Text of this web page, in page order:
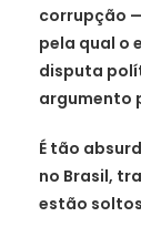
corrupção
pela qual o
disputa
argumento
É tão
no Brasil,
estão